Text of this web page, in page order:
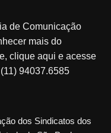
de Comunicação
mais do
clique aqui e acesse
94037.6585
dos Sindicatos dos